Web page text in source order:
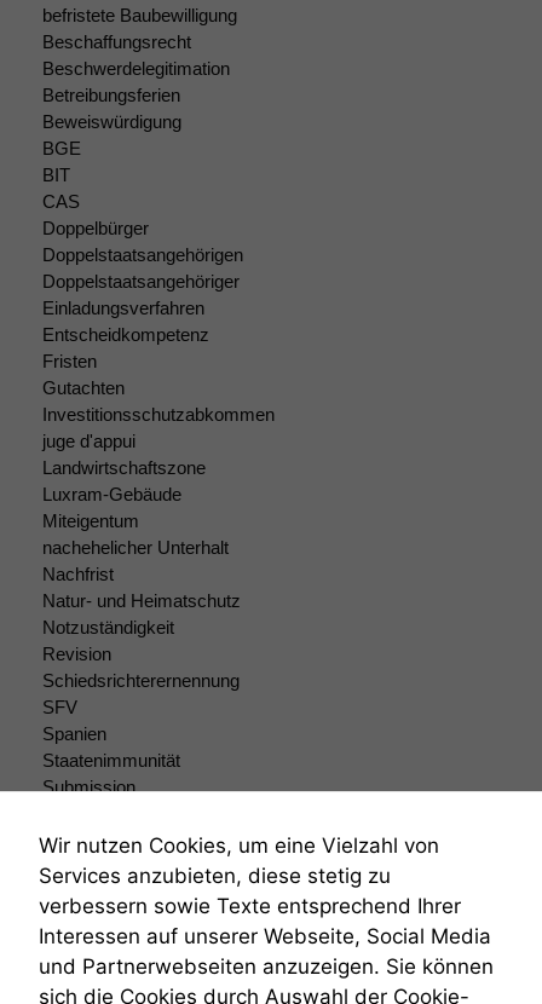
befristete Baubewilligung
Beschaffungsrecht
Beschwerdelegitimation
Betreibungsferien
Beweiswürdigung
BGE
BIT
CAS
Doppelbürger
Doppelstaatsangehörigen
Doppelstaatsangehöriger
Einladungsverfahren
Entscheidkompetenz
Fristen
Gutachten
Investitionsschutzabkommen
juge d'appui
Landwirtschaftszone
Luxram-Gebäude
Miteigentum
nachehelicher Unterhalt
Nachfrist
Natur- und Heimatschutz
Notzuständigkeit
Revision
Schiedsrichterernennung
SFV
Spanien
Staatenimmunität
Submission
Teilungsklage
Venezuela
VRK
Wiederherstellungsanordnung
Zivilprozessordnung
ZPO
Zustellfiktion
Wir nutzen Cookies, um eine Vielzahl von
Services anzubieten, diese stetig zu
verbessern sowie Texte entsprechend Ihrer
Interessen auf unserer Webseite, Social Media
und Partnerwebseiten anzuzeigen. Sie können
sich die Cookies durch Auswahl der Cookie-
zeichnen
wir
anonyme
statistische
Daten auf.